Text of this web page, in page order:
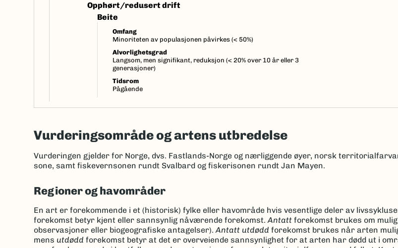
Opphørt/redusert drift
Beite
Omfang
Minoriteten av populasjonen påvirkes (< 50%)
Alvorlighetsgrad
Langsom, men signifikant, reduksjon (< 20% over 10 år eller 3
generasjoner)
Tidsrom
Pågående
Vurderingsområde og artens utbredelse
Vurderingen gjelder for Norge, dvs. Fastlands-Norge og nærliggende øyer, norsk
sone, samt fiskevernsonen rundt Svalbard og fiskerisonen rundt Jan Mayen.
Regioner og havområder
En art er forekommende i et (historisk) fylke eller havområde hvis vesentlige deler av
forekomst betyr kjent eller sannsynlig nåværende forekomst.Antatt forekomst brukes om
observasjoner eller biogeografiske antagelser).Antatt utdødd forekomst brukes når arten
mens utdødd forekomst betyr at det er overveiende sannsynlighet for at arten har dødd ut i